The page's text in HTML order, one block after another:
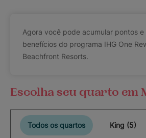
Agora você pode acumular pontos
benefícios do programa IHG One
Beachfront Resorts.
Escolha seu quarto em
Todos os quartos King (5)